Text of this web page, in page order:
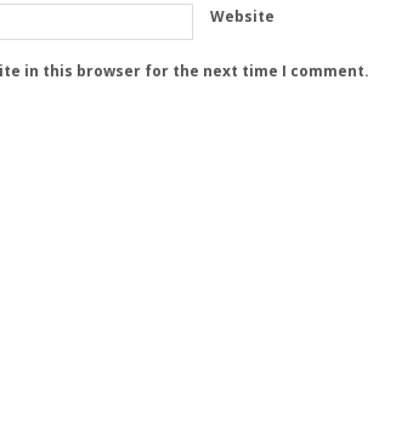
Website
in this browser for the next time I comment.